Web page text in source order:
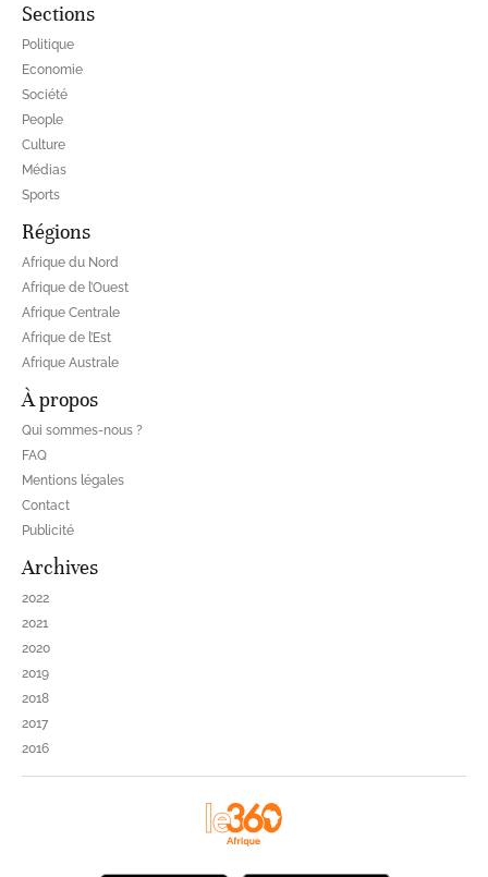
Sections
Politique
Economie
Société
People
Culture
Médias
Sports
Régions
Afrique du Nord
Afrique de l’Ouest
Afrique Centrale
Afrique de l’Est
Afrique Australe
À propos
Qui sommes-nous ?
FAQ
Mentions légales
Contact
Publicité
Archives
2022
2021
2020
2019
2018
2017
2016